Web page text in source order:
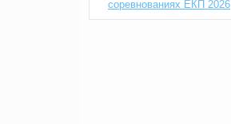
соревнованиях ЕКП 2026